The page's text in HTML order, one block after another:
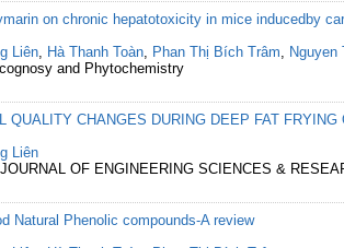
on chronic hepatotoxicity in mice inducedby
Liên, Hà Thanh Toàn, Phan Thị Bích Trâm, Nguyen
and Phytochemistry
QUALITY CHANGES DURING DEEP FAT FRYING
Liên
OF ENGINEERING SCIENCES &
Natural Phenolic compounds-A review